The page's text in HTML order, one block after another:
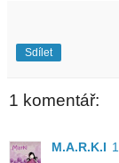
Sdílet
1 komentář:
M.A.R.K.I